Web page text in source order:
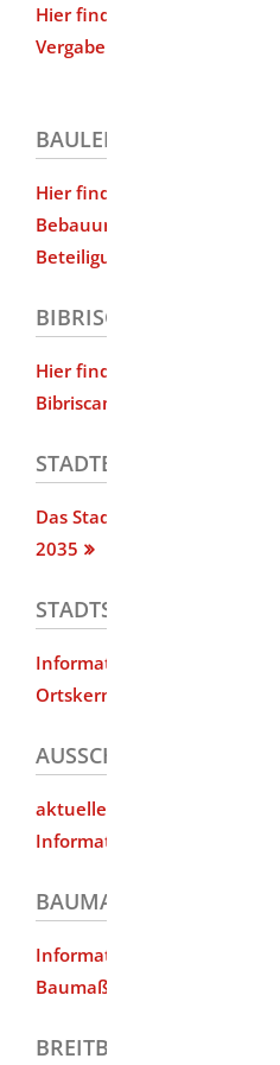
Hier finden Sie
Vergaberichtlininen und
BAULEITPLANUNG
Hier finden Sie
Bebauungsgläne und
Beteiligungsverfahren
BIBRISCAMPUS
Hier finden Sie
Bibriscampus
STADTENTWICKLUNG
Das
2035
STADTSANIERUNG
Informationen zur
Ortskern Ost"
AUSSCHREIBUNGEN
aktuelle Öffentliche
Informationen über
BAUMASSNAHMEN
Informationen zu aktuellen
Baumaßnahmen
BREITBANDAUSBAU